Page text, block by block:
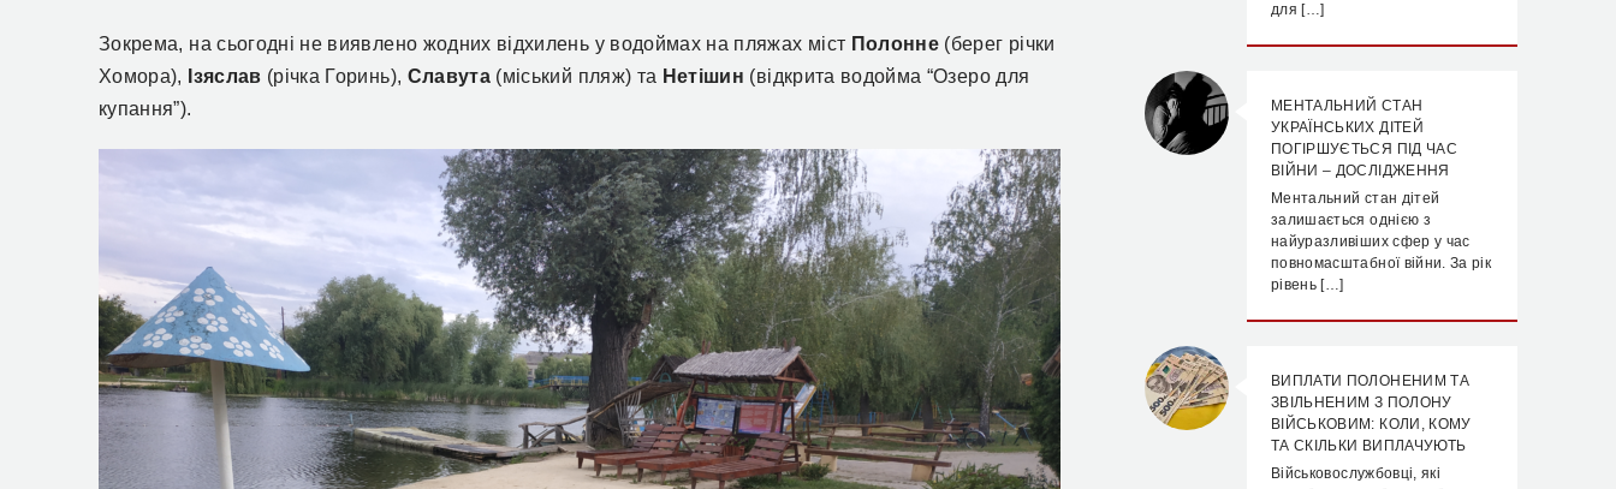
Зокрема, на сьогодні не виявлено жодних відхилень у водоймах на пляжах міст Полонне (берег річки
Хомора),
Ізяслав (річка Горинь), Славута (міський пляж) та Нетішин (відкрита водойма “Озеро для
купання”).
для […]
МЕНТАЛЬНИЙ СТАН
УКРАЇНСЬКИХ ДІТЕЙ
ПОГІРШУЄТЬСЯ ПІД ЧАС
ВІЙНИ – ДОСЛІДЖЕННЯ
Ментальний стан дітей
залишається однією з
найуразливіших сфер у час
повномасштабної війни. За рік
рівень […]
ВИПЛАТИ ПОЛОНЕНИМ ТА
ЗВІЛЬНЕНИМ З ПОЛОНУ
ВІЙСЬКОВИМ: КОЛИ, КОМУ
ТА СКІЛЬКИ ВИПЛАЧУЮТЬ
Військовослужбовці, які